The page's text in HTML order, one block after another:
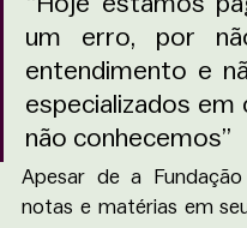
um erro, por
entendimento e
especializados em
não conhecemos”
Apesar de a
notas e matérias em